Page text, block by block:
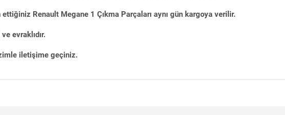
ettiğiniz Renault Megane 1 Çıkma Parçaları aynı gün kargoya verilir.
evraklıdır.
iletişime geçiniz.